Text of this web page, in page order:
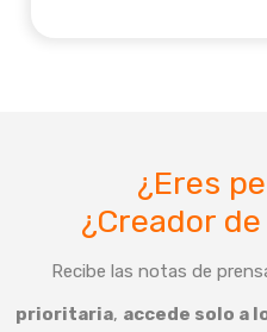
¿Eres
¿Creador
Recibe las notas de
prioritaria, accede solo a